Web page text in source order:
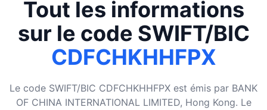
Tout les informations
sur le code SWIFT/BIC
CDFCHKHHFPX
Le code SWIFT/BIC CDFCHKHHFPX est émis par BANK
OF CHINA INTERNATIONAL LIMITED, Hong Kong. Le